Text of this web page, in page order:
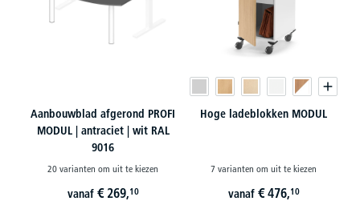
Aanbouwblad afgerond PROFI
MODUL | antraciet | wit RAL
9016
20 varianten om uit te kiezen
vanaf € 269,10
Hoge ladeblokken MODUL
7 varianten om uit te kiezen
vanaf € 476,10